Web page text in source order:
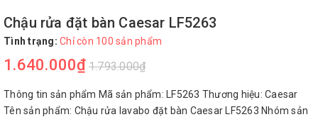
Chậu rửa đặt bàn Caesar LF5263
Tình trạng: Chỉ còn 100 sản phẩm
1.640.000₫ 1.793.000₫
Thông tin sản phẩm Mã sản phẩm: LF5263 Thương hiệu: Caesar
Tên sản phẩm: Chậu rửa lavabo đặt bàn Caesar LF5263 Nhóm sản